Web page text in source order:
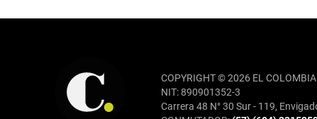
COPYRIGHT © 2026 EL
NIT: 890901352-3
Carrera 48 N° 30 Sur - 119,